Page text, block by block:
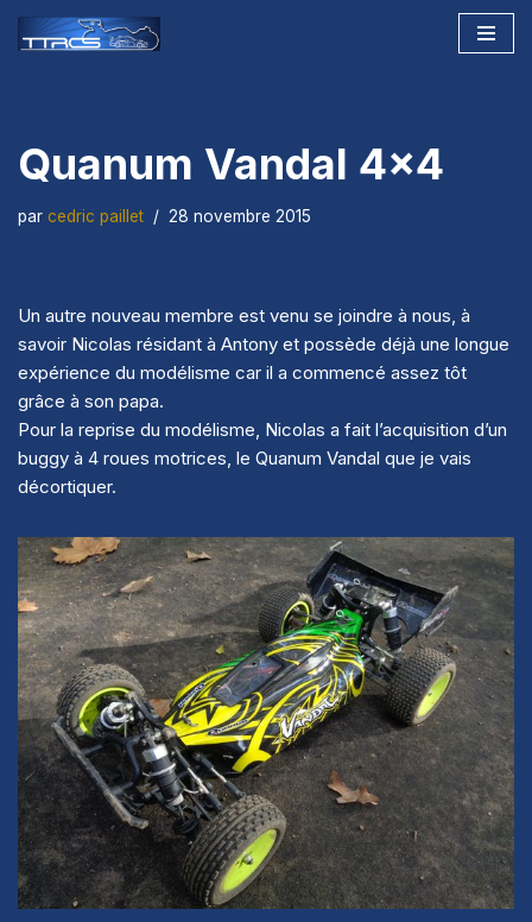
Quanum Vandal 4×4
par cedric paillet 28 novembre 2015
Un autre nouveau membre est venu se joindre à nous, à
savoir Nicolas résidant à Antony et possède déjà une longue
expérience du modélisme car il a commencé assez tôt
grâce à son papa.
Pour la reprise du modélisme, Nicolas a fait l’acquisition d’un
buggy à 4 roues motrices, le Quanum Vandal que je vais
décortiquer.